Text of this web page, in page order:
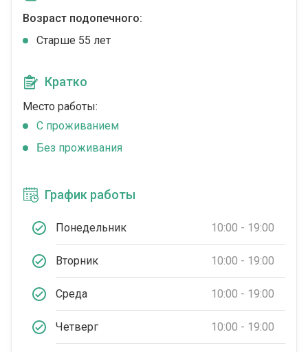
Возраст подопечного:
Cтарше 55 лет
Кратко
Место работы:
C проживанием
Без проживания
График работы
Понедельник 10:00 - 19:00
Вторник 10:00 - 19:00
Среда 10:00 - 19:00
Четверг 10:00 - 19:00